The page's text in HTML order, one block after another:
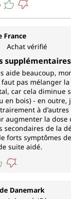
France
de 5 sur 5 étoiles
Achat vérifié
supplémentaires
aide beaucoup,
pas mélanger
car cela diminue
en bois) - en outre,
à
augmenter la dose
secondaires de la
forts symptômes
suite aidé.
Danemark